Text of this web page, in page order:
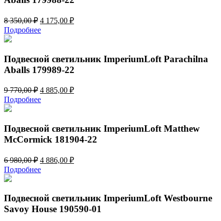
8 350,00₽ Первоначальная
цена
составляла
350,00 ₽.
4 175,00 ₽Текущая
Подробнее
Подвесной светильник ImperiumLoft Parachilna
Aballs 179989-22
9 770,00₽ Первоначальная
цена
составляла
770,00 ₽.
4 885,00 ₽Текущая
Подробнее
Подвесной светильник ImperiumLoft Matthew
McCormick 181904-22
6 980,00₽ Первоначальная
цена
составляла
980,00 ₽.
4 886,00 ₽Текущая
Подробнее
Подвесной светильник ImperiumLoft Westbourne
Savoy House 190590-01